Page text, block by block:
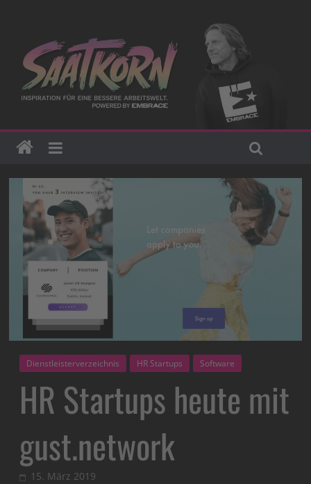
Dienstleisterverzeichnis HR Startups Software
HR Startups heute mit
gust.network
15. März 2019